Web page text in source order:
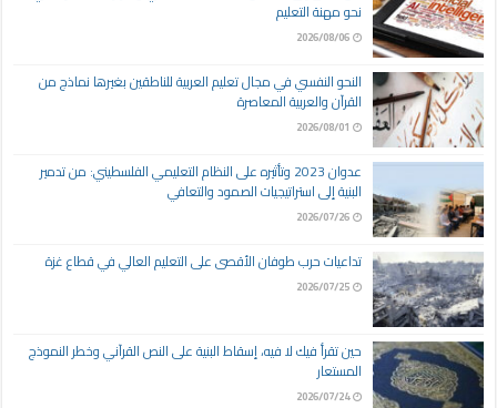
نحو مهنة التعليم
2026/08/06
النحو النفسي في مجال تعليم العربية للناطقين بغيرها نماذج من
القرآن والعربية المعاصرة
2026/08/01
عدوان 2023 وتأثيره على النظام التعليمي الفلسطيني: من تدمير
البنية إلى استراتيجيات الصمود والتعافي
2026/07/26
تداعيات حرب طوفان الأقصى على التعليم العالي في قطاع غزة
2026/07/25
حين تقرأ فيك لا فيه، إسقاط البنية على النص القرآني وخطر النموذج
المستعار
2026/07/24